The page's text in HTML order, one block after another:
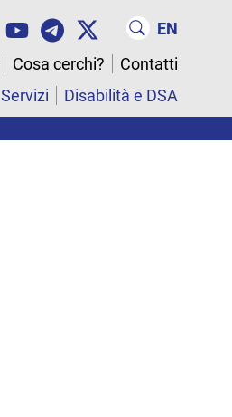
EN
Cosa cerchi?
Contatti
Servizi Disabilità e DSA